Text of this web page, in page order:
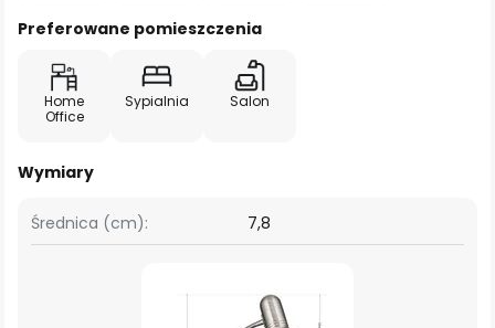
Preferowane pomieszczenia
Home
Office
Sypialnia Salon
Wymiary
Średnica (cm): 7,8